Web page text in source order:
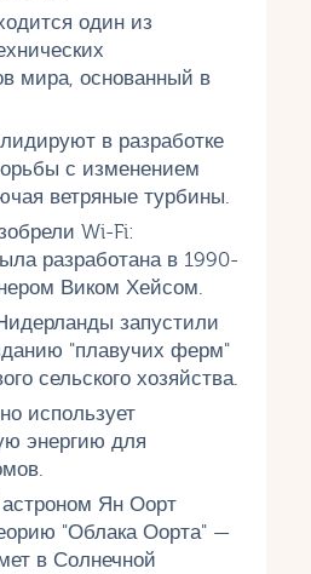
один из
мира, основанный в
в разработке
с изменением
ветряные турбины.
Wi-Fi:
разработана в 1990-
Виком Хейсом.
запустили
"плавучих ферм"
сельского хозяйства.
использует
энергию для
Ян Оорт
"Облака Оорта" —
в Солнечной